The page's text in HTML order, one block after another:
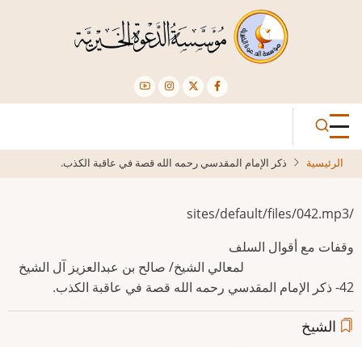
الرئيسية ذكر الإمام المقدسي رحمه الله قصة في عاقبة الكذب.
/sites/default/files/042.mp3
وقفات مع أقوال السلف
لمعالي الشيخ/ صالح بن عبدالعزيز آل الشيخ
42- ذكر الإمام المقدسي رحمه الله قصة في عاقبة الكذب.
الشيخ